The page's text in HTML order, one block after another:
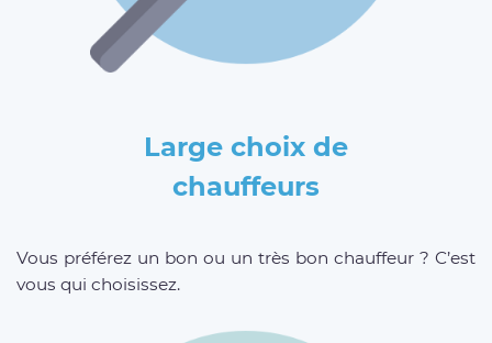
Large choix de
chauffeurs
Vous préférez un bon ou un très bon chauffeur ? C’est
vous qui choisissez.